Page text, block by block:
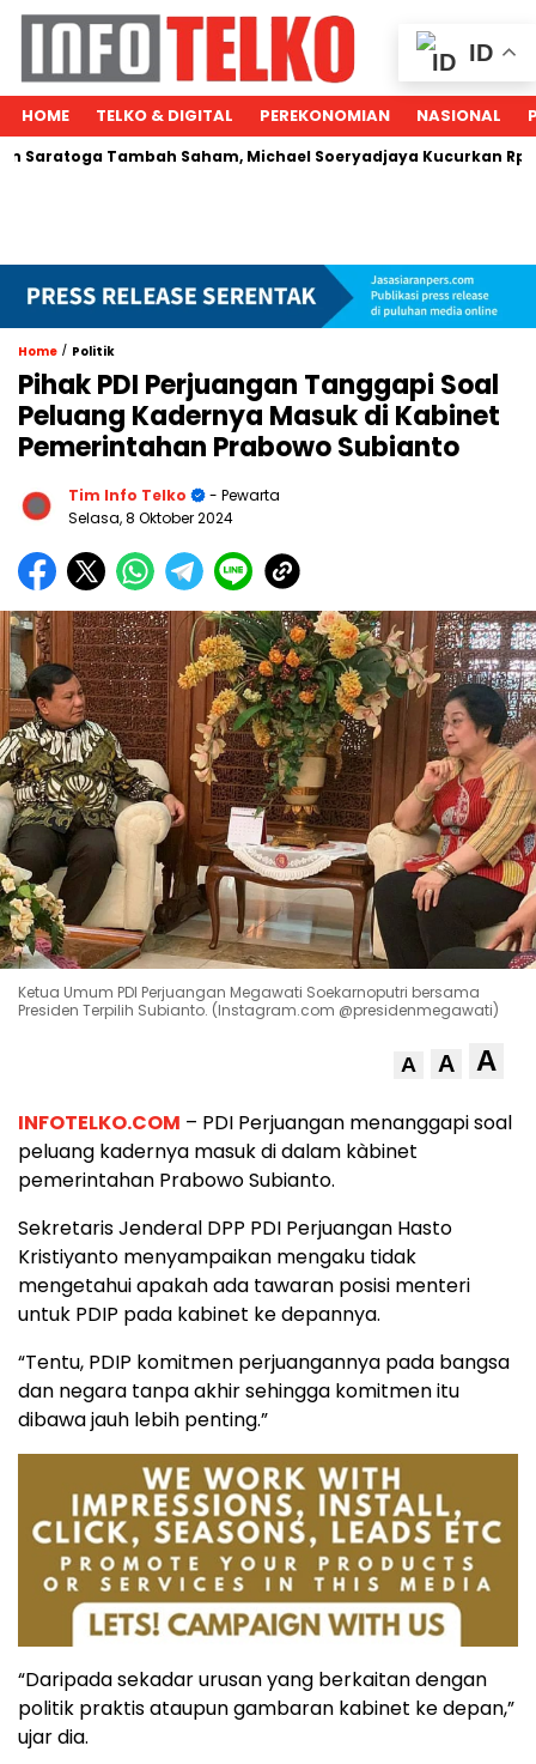
HOME TELKO & DIGITAL PEREKONOMIAN NASIONAL
Tambah Saham, Michael Soeryadjaya Kucurkan Rp287 Juta
Home / Politik
Pihak PDI Perjuangan Tanggapi Soal
Peluang Kadernya Masuk di Kabinet
Pemerintahan Prabowo Subianto
Tim Info Telko
- Pewarta
Selasa, 8 Oktober 2024
Ketua Umum PDI Perjuangan Megawati Soekarnoputri bersama
Presiden Terpilih Subianto. (Instagram.com @presidenmegawati)
A A A
INFOTELKO.COM – PDI Perjuangan menanggapi soal
peluang kadernya masuk di dalam kàbinet
pemerintahan Prabowo Subianto.
Sekretaris Jenderal DPP PDI Perjuangan Hasto
Kristiyanto menyampaikan mengaku tidak
mengetahui apakah ada tawaran posisi menteri
untuk PDIP pada kabinet ke depannya.
“Tentu, PDIP komitmen perjuangannya pada bangsa
dan negara tanpa akhir sehingga komitmen itu
dibawa jauh lebih penting.”
“Daripada sekadar urusan yang berkaitan dengan
politik praktis ataupun gambaran kabinet ke depan,”
ujar dia.
ID